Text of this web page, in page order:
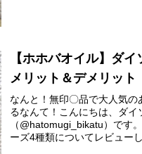
【ホホバオイル】ダ
メリット＆デメリット
なんと！無印〇品で大人気の
るなんて！こんにちは、ダ
（@hatomugi_bikatu）です
ーズ4種類についてレビュー